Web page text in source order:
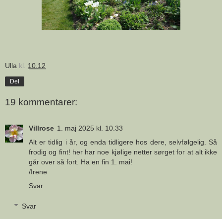
Ulla kl. 10.12
Del
19 kommentarer:
Villrose 1. maj 2025 kl. 10.33
Alt er tidlig i år, og enda tidligere hos dere, selvfølgelig. Så
frodig og fint! her har noe kjølige netter sørget for at alt ikke
går over så fort. Ha en fin 1. mai!
/Irene
Svar
Svar